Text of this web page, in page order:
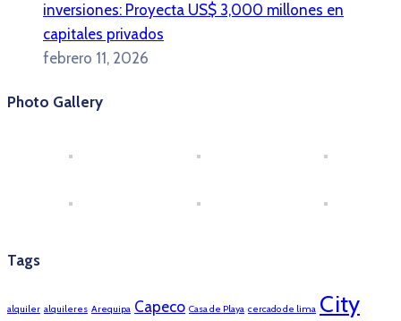
inversiones: Proyecta US$ 3,000 millones en
capitales privados
febrero 11, 2026
Photo Gallery
Tags
alquiler alquileres Arequipa Capeco Casa de Playa cercado de lima City